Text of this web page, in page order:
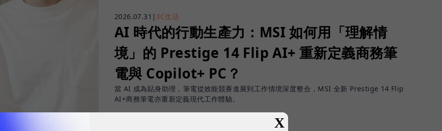
2026.07.31 | 3C生活
AI 時代的行動生產力：MSI 如何用「理解情
境」的 Prestige 14 Flip AI+ 重新定義商務筆
電與 Copilot+ PC？
當 AI 成為貼身助理，筆電從效能競賽進展到工作情境深度整合，MSI 全新 Prestige 14 Flip
AI+商務筆電亦重新定義現代工作體驗。
X